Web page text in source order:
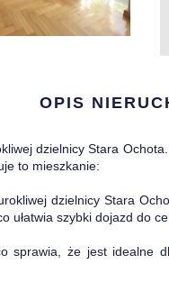
OPIS
dzielnicy Stara
to mieszkanie:
dzielnicy Stara
ułatwia szybki dojazd do
sprawia, że jest idealne